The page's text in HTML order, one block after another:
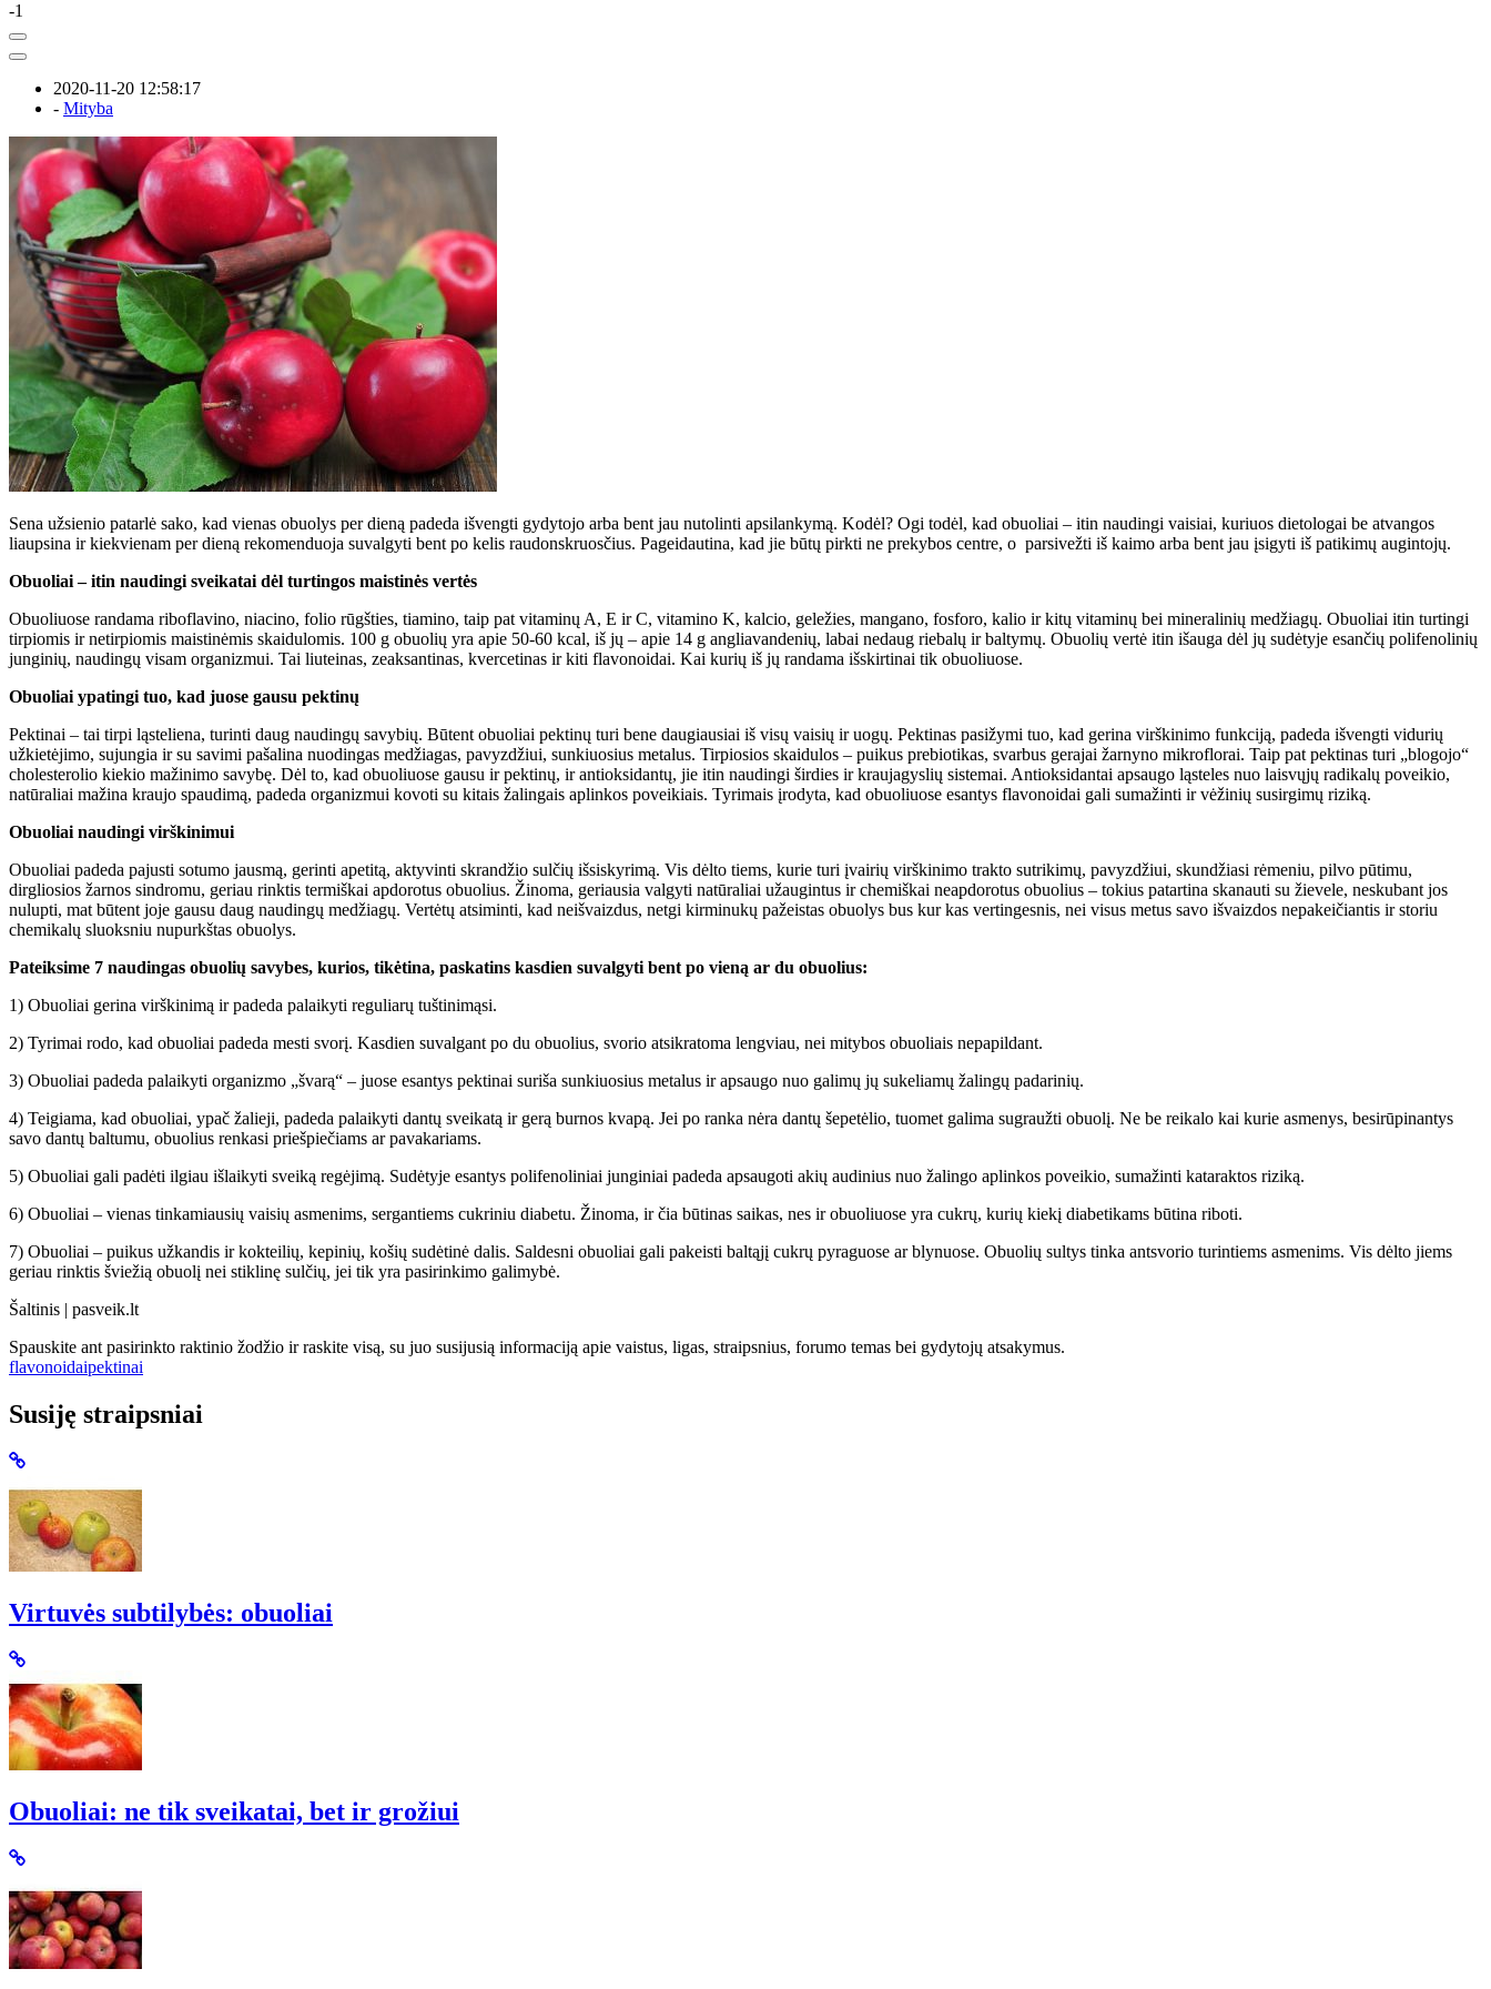
-1
2020-11-20 12:58:17
- Mityba
Sena užsienio patarlė sako, kad vienas obuolys per dieną padeda išvengti gydytojo arba bent jau nutolinti apsilankymą. Kodėl? Ogi todėl, kad obuoliai – itin naudingi vaisiai, kuriuos dietologai be atvangos
liaupsina ir kiekvienam per dieną rekomenduoja suvalgyti bent po kelis raudonskruosčius. Pageidautina, kad jie būtų pirkti ne prekybos centre, o parsivežti iš kaimo arba bent jau įsigyti iš patikimų augintojų.
Obuoliai – itin naudingi sveikatai dėl turtingos maistinės vertės
Obuoliuose randama riboflavino, niacino, folio rūgšties, tiamino, taip pat vitaminų A, E ir C, vitamino K, kalcio, geležies, mangano, fosforo, kalio ir kitų vitaminų bei mineralinių medžiagų. Obuoliai itin turtingi
tirpiomis ir netirpiomis maistinėmis skaidulomis. 100 g obuolių yra apie 50-60 kcal, iš jų – apie 14 g angliavandenių, labai nedaug riebalų ir baltymų. Obuolių vertė itin išauga dėl jų sudėtyje esančių polifenolinių
junginių, naudingų visam organizmui. Tai liuteinas, zeaksantinas, kvercetinas ir kiti flavonoidai. Kai kurių iš jų randama išskirtinai tik obuoliuose.
Obuoliai ypatingi tuo, kad juose gausu pektinų
Pektinai – tai tirpi ląsteliena, turinti daug naudingų savybių. Būtent obuoliai pektinų turi bene daugiausiai iš visų vaisių ir uogų. Pektinas pasižymi tuo, kad gerina virškinimo funkciją, padeda išvengti vidurių
užkietėjimo, sujungia ir su savimi pašalina nuodingas medžiagas, pavyzdžiui, sunkiuosius metalus. Tirpiosios skaidulos – puikus prebiotikas, svarbus gerajai žarnyno mikroflorai. Taip pat pektinas turi „blogojo“
cholesterolio kiekio mažinimo savybę. Dėl to, kad obuoliuose gausu ir pektinų, ir antioksidantų, jie itin naudingi širdies ir kraujagyslių sistemai. Antioksidantai apsaugo ląsteles nuo laisvųjų radikalų poveikio,
natūraliai mažina kraujo spaudimą, padeda organizmui kovoti su kitais žalingais aplinkos poveikiais. Tyrimais įrodyta, kad obuoliuose esantys flavonoidai gali sumažinti ir vėžinių susirgimų riziką.
Obuoliai naudingi virškinimui
Obuoliai padeda pajusti sotumo jausmą, gerinti apetitą, aktyvinti skrandžio sulčių išsiskyrimą. Vis dėlto tiems, kurie turi įvairių virškinimo trakto sutrikimų, pavyzdžiui, skundžiasi rėmeniu, pilvo pūtimu,
dirgliosios žarnos sindromu, geriau rinktis termiškai apdorotus obuolius. Žinoma, geriausia valgyti natūraliai užaugintus ir chemiškai neapdorotus obuolius – tokius patartina skanauti su žievele, neskubant jos
nulupti, mat būtent joje gausu daug naudingų medžiagų. Vertėtų atsiminti, kad neišvaizdus, netgi kirminukų pažeistas obuolys bus kur kas vertingesnis, nei visus metus savo išvaizdos nepakeičiantis ir storiu
chemikalų sluoksniu nupurkštas obuolys.
Pateiksime 7 naudingas obuolių savybes, kurios, tikėtina, paskatins kasdien suvalgyti bent po vieną ar du obuolius:
1) Obuoliai gerina virškinimą ir padeda palaikyti reguliarų tuštinimąsi.
2) Tyrimai rodo, kad obuoliai padeda mesti svorį. Kasdien suvalgant po du obuolius, svorio atsikratoma lengviau, nei mitybos obuoliais nepapildant.
3) Obuoliai padeda palaikyti organizmo „švarą“ – juose esantys pektinai suriša sunkiuosius metalus ir apsaugo nuo galimų jų sukeliamų žalingų padarinių.
4) Teigiama, kad obuoliai, ypač žalieji, padeda palaikyti dantų sveikatą ir gerą burnos kvapą. Jei po ranka nėra dantų šepetėlio, tuomet galima sugraužti obuolį. Ne be reikalo kai kurie asmenys, besirūpinantys
savo dantų baltumu, obuolius renkasi priešpiečiams ar pavakariams.
5) Obuoliai gali padėti ilgiau išlaikyti sveiką regėjimą. Sudėtyje esantys polifenoliniai junginiai padeda apsaugoti akių audinius nuo žalingo aplinkos poveikio, sumažinti kataraktos riziką.
6) Obuoliai – vienas tinkamiausių vaisių asmenims, sergantiems cukriniu diabetu. Žinoma, ir čia būtinas saikas, nes ir obuoliuose yra cukrų, kurių kiekį diabetikams būtina riboti.
7) Obuoliai – puikus užkandis ir kokteilių, kepinių, košių sudėtinė dalis. Saldesni obuoliai gali pakeisti baltąjį cukrų pyraguose ar blynuose. Obuolių sultys tinka antsvorio turintiems asmenims. Vis dėlto jiems
geriau rinktis šviežią obuolį nei stiklinę sulčių, jei tik yra pasirinkimo galimybė.
Šaltinis | pasveik.lt
Spauskite ant pasirinkto raktinio žodžio ir raskite visą, su juo susijusią informaciją apie vaistus, ligas, straipsnius, forumo temas bei gydytojų atsakymus.
flavonoidaipektinai
Susiję straipsniai
Virtuvės subtilybės: obuoliai
Obuoliai: ne tik sveikatai, bet ir grožiui